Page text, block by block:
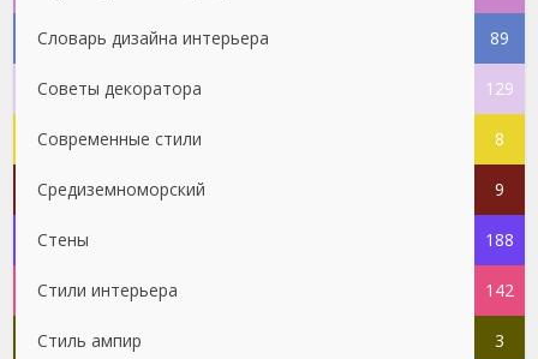
Словарь дизайна интерьера 89
Советы декоратора 129
Современные стили 8
Средиземноморский 9
Стены 188
Стили интерьера 142
Стиль ампир 3